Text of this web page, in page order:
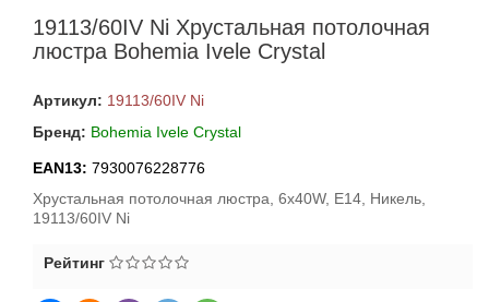
19113/60IV Ni Хрустальная потолочная
люстра Bohemia Ivele Crystal
Артикул: 19113/60IV Ni
Бренд: Bohemia Ivele Crystal
EAN13: 7930076228776
Хрустальная потолочная люстра, 6x40W, E14, Никель,
19113/60IV Ni
Рейтинг